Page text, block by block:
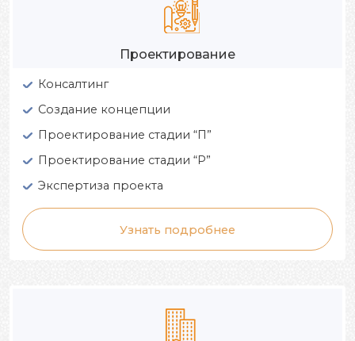
Проектирование
Консалтинг
Создание концепции
Проектирование стадии “П”
Проектирование стадии “Р”
Экспертиза проекта
Узнать подробнее